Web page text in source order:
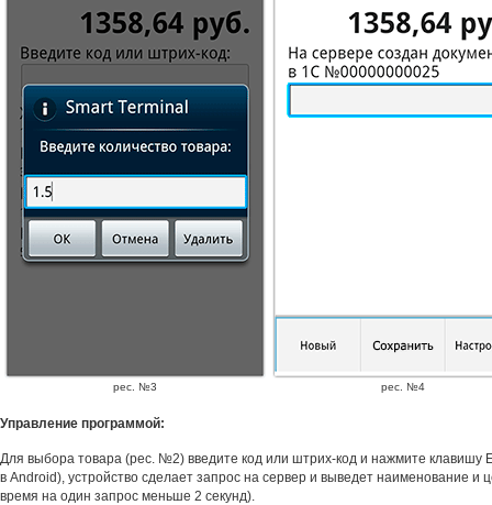
рес. №3 рес. №4
Управление программой:
Для выбора товара (рес. №2) введите код или штрих-код и нажмите клавишу
в Android), устройство сделает запрос на сервер и выведет наименование и
время на один запрос меньше 2 секунд).